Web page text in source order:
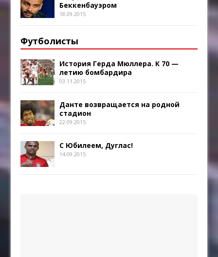
Беккенбауэром
18.09.2015
Футболисты
История Герда Мюллера. К 70 —
летию бомбардира
03.11.2015
Данте возвращается на родной
стадион
22.09.2015
С Юбилеем, Дуглас!
14.09.2015